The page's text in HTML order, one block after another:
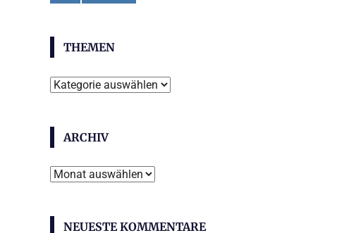
THEMEN
Themen
ARCHIV
Archiv
NEUESTE KOMMENTARE